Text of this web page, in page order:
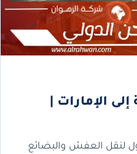
الإمارات |
لنقل العفش والبضائع